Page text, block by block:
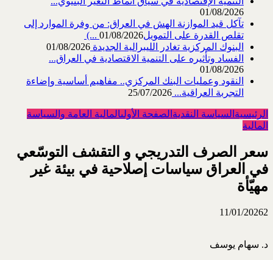
01/08/2026
تآكل قيد الموازنة الهش في العراق: من وفرة الموارد إلى
تقلص القدرة على التمويل‎ (...01/08/2026
البنوك المركزية تغادر الليبرالية الجديدة 01/08/2026
الفساد وتأثيره على التنمية الاقتصادية في العراق...
01/08/2026
النقود وعمليات البنك المركزي.. مفاهيم أساسية وإضاءة
التجربة العراقية... 25/07/2026
الرئيسية السياسة النقدية الصفحة الأولىالمالية العامة والسياسة
المالية
سعر الصرف التدريجي و التقشف التوسّعي
في العراق سياسات إصلاحية في بيئة غير
مهيّأة
11/01/20262
د. سهام يوسف